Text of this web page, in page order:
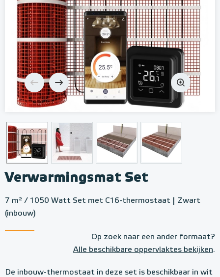
Verwarmingsmat Set
7 m² / 1050 Watt Set met C16-thermostaat | Zwart
(inbouw)
Op zoek naar een ander formaat?
Alle beschikbare oppervlaktes bekijken.
De inbouw-thermostaat in deze set is beschikbaar in wit